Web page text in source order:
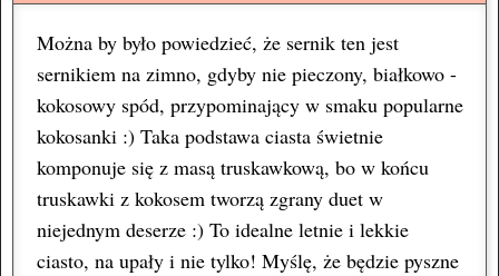
Można by było powiedzieć, że sernik ten jest
sernikiem na zimno, gdyby nie pieczony, białkowo -
kokosowy spód, przypominający w smaku popularne
kokosanki :) Taka podstawa ciasta świetnie
komponuje się z masą truskawkową, bo w końcu
truskawki z kokosem tworzą zgrany duet w
niejednym deserze :) To idealne letnie i lekkie
ciasto, na upały i nie tylko! Myślę, że będzie pyszne